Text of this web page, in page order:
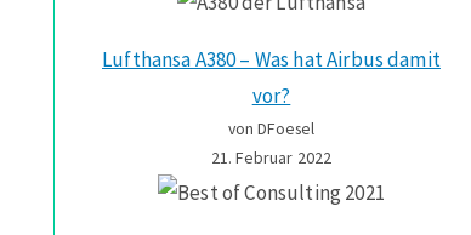
Lufthansa A380 – Was hat Airbus damit
vor?
von DFoesel
21. Februar 2022